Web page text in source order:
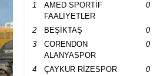
1
AMED SPORTİF
FAALİYETLER
0
2 BEŞİKTAŞ 0
3
CORENDON
ALANYASPOR
0
4 ÇAYKUR RİZESPOR 0